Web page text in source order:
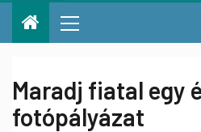
Maradj fiatal egy
fotópályázat